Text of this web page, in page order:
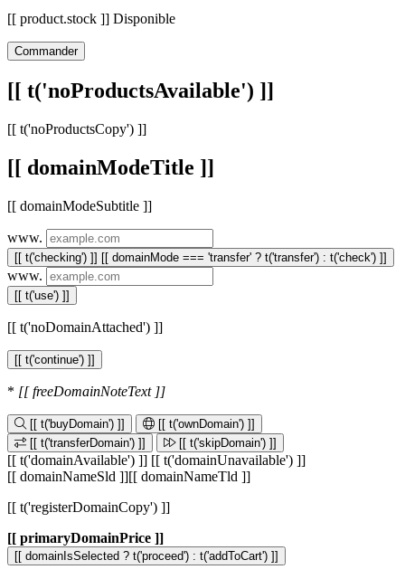
[[ product.stock ]] Disponible
Commander
[[ t('noProductsAvailable') ]]
[[ t('noProductsCopy') ]]
[[ domainModeTitle ]]
[[ domainModeSubtitle ]]
www.
[[ t('checking') ]] [[ domainMode === 'transfer' ? t('transfer') : t('check') ]]
www.
[[ t('use') ]]
[[ t('noDomainAttached') ]]
[[ t('continue') ]]
* [[ freeDomainNoteText ]]
[[ t('buyDomain') ]]
[[ t('ownDomain') ]]
[[ t('transferDomain') ]]
[[ t('skipDomain') ]]
[[ t('domainAvailable') ]] [[ t('domainUnavailable') ]]
[[ domainNameSld ]][[ domainNameTld ]]
[[ t('registerDomainCopy') ]]
[[ primaryDomainPrice ]]
[[ domainIsSelected ? t('proceed') : t('addToCart') ]]